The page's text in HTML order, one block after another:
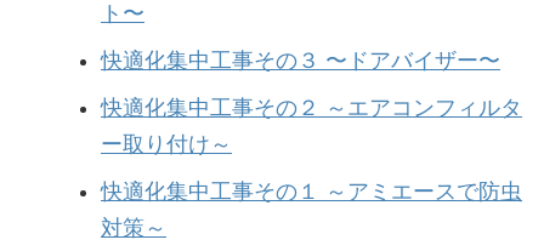
ト〜
快適化集中工事その３ 〜ドアバイザー〜
快適化集中工事その２ ～エアコンフィルタ
ー取り付け～
快適化集中工事その１ ～アミエースで防虫
対策～